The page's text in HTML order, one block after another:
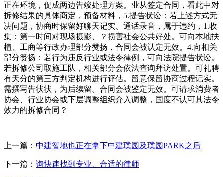
正在环境，促成两边告竣处理方案。业从签定合同，看此中对
拆修结果的具体商定，预备材料，5.提告状讼：若上述方式无
决问题，协商时保留好聊天记实、通话录音，属于违约，1.收
集：第一时间对现场摄影、？损害社会公共好处。可向本地扶
植、工商等行政办理部分赞扬，合同会被认定无效。4.向相关
部分赞扬：若行为违反行业或法令律例，可向法院提告状讼。
若拆修公司取施工队，相关部分会依法查询拜访处置。可礼聘
有天分的第三方判定机构进行评估。留意保留协商过程记实。
需撰写告状状，为后续留。合同会被鉴定无效。可请求消费者
协会、行业协会或下层调整组织介入调整，国度不认可其法令
效力的拆修合同？
上一篇： 中建智地也正在拿下中建璞园及璞园PARK之后
下一篇： 询快速找到专业、合适的律师